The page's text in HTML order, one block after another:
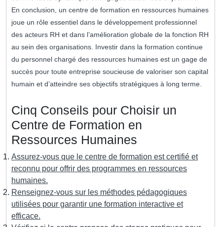
En conclusion, un centre de formation en ressources humaines
joue un rôle essentiel dans le développement professionnel
des acteurs RH et dans l’amélioration globale de la fonction RH
au sein des organisations. Investir dans la formation continue
du personnel chargé des ressources humaines est un gage de
succès pour toute entreprise soucieuse de valoriser son capital
humain et d’atteindre ses objectifs stratégiques à long terme.
Cinq Conseils pour Choisir un
Centre de Formation en
Ressources Humaines
Assurez-vous que le centre de formation est certifié et
reconnu pour offrir des programmes en ressources
humaines.
Renseignez-vous sur les méthodes pédagogiques
utilisées pour garantir une formation interactive et
efficace.